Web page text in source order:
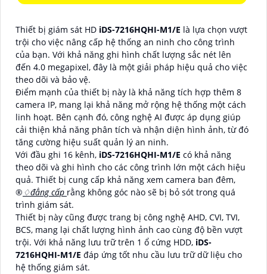
Thiết bị giám sát HD iDS-7216HQHI-M1/E là lựa chọn vượt
trội cho việc nâng cấp hệ thống an ninh cho công trình
của bạn. Với khả năng ghi hình chất lượng sắc nét lên
đến 4.0 megapixel, đây là một giải pháp hiệu quả cho việc
theo dõi và bảo vệ.
Điểm mạnh của thiết bị này là khả năng tích hợp thêm 8
camera IP, mang lại khả năng mở rộng hệ thống một cách
linh hoạt. Bên cạnh đó, công nghệ AI được áp dụng giúp
cải thiện khả năng phân tích và nhận diện hình ảnh, từ đó
tăng cường hiệu suất quản lý an ninh.
Với đầu ghi 16 kênh, iDS-7216HQHI-M1/E có khả năng
theo dõi và ghi hình cho các công trình lớn một cách hiệu
quả. Thiết bị cung cấp khả năng xem camera ban đêm,
®️ ♢đẳng cấp rằng không góc nào sẽ bị bỏ sót trong quá
trình giám sát.
Thiết bị này cũng được trang bị công nghệ AHD, CVI, TVI,
BCS, mang lại chất lượng hình ảnh cao cùng độ bền vượt
trội. Với khả năng lưu trữ trên 1 ổ cứng HDD, iDS-
7216HQHI-M1/E đáp ứng tốt nhu cầu lưu trữ dữ liệu cho
hệ thống giám sát.